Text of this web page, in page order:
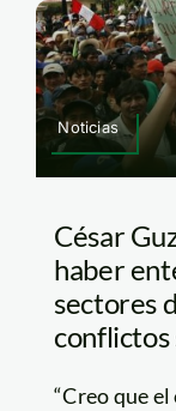
Noticias
César
haber
sectores
conflictos
“Creo que